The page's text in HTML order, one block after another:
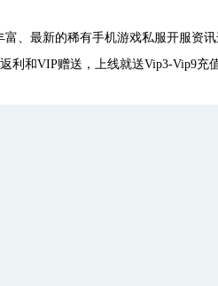
、最新的稀有手机游戏私服开服资
利和VIP赠送，上线就送Vip3-Vip9充